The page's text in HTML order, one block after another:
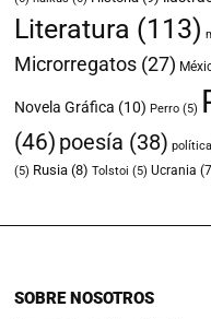
Literatura (113)
Microrregatos (27)
Novela Gráfica (10) Perro (5)
(46) poesía (38) política
(5) Rusia (8) Tolstoi (5) Ucrania
SOBRE NOSOTROS